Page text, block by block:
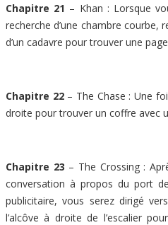
Chapitre 21 – Khan : Lorsque
recherche d’une chambre courbe,
d’un cadavre pour trouver une
Chapitre 22– The Chase : Une
droite pour trouver un coffre avec
Chapitre 23 – The Crossing :
conversation à propos du port
publicitaire, vous serez dirigé
l’alcôve à droite de l’escalier